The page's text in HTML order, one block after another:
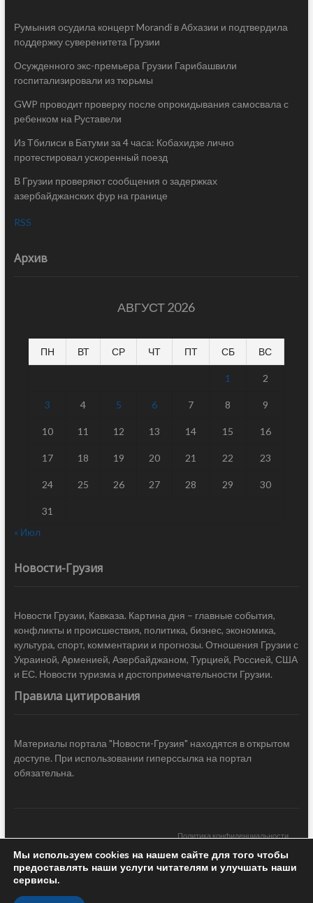
Румыния осудила концерт Morandi в Абхазии и подтвердила
поддержку суверенитета Грузии
Осужденного экс-премьера Грузии Гарибашвили
госпитализировали из тюрьмы
GWP проводит проверку после опрокидывания самосвала с
ребенком на Руставели
Из Тбилиси в Батуми за 4 часа: Кобахидзе лично
протестировал ускоренный поезд
В Грузии проверяют сообщения о задержках
азербайджанских фур на границе
RSS
Архив
АВГУСТ 2026
ПН ВТ СР ЧТ ПТ СБ ВС
1 2
3 4 5 6 7 8 9
10 11 12 13 14 15 16
17 18 19 20 21 22 23
24 25 26 27 28 29 30
31
« Июл
Новости-Грузия
Новости Грузии, Кавказа. Картина дня – главные события,
конфликты и происшествия, политика, бизнес, экономика,
культура, спорт, комментарии и прогнозы. Отношения Грузии с
Украиной, Арменией, Азербайджаном, Турцией, Россией, США
и ЕС. Новости туризма и достопримечательности Грузии.
Правила цитирования
Материалы портала "Новости-Грузия" находятся в открытом
доступе. При использовании гиперссылка на портал
обязательна.
Политика конфиденциальности
Новости Грузии| Black Sea Press LTD © 2020 All Rights Reserved /
Design & development —
Мы используем cookies на нашем сайте для того чтобы
предоставлять наши услуги читателям и улучшать наши
сервисы.